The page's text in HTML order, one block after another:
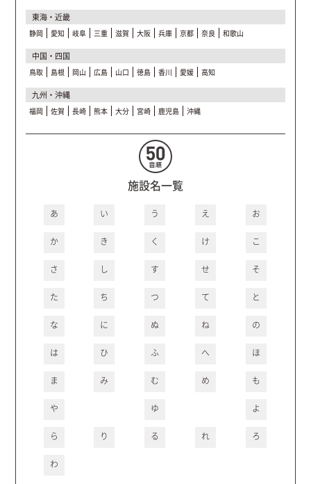
東海・近畿
静岡 愛知 岐阜 三重 滋賀 大阪 兵庫 京都 奈良 和歌山
中国・四国
鳥取 島根 岡山 広島 山口 徳島 香川 愛媛 高知
九州・沖縄
福岡 佐賀 長崎 熊本 大分 宮崎 鹿児島 沖縄
施設名一覧
あ い う え お
か き く け こ
さ し す せ そ
た ち つ て と
な に ぬ ね の
は ひ ふ へ ほ
ま み む め も
や ゆ よ
ら り る れ ろ
わ